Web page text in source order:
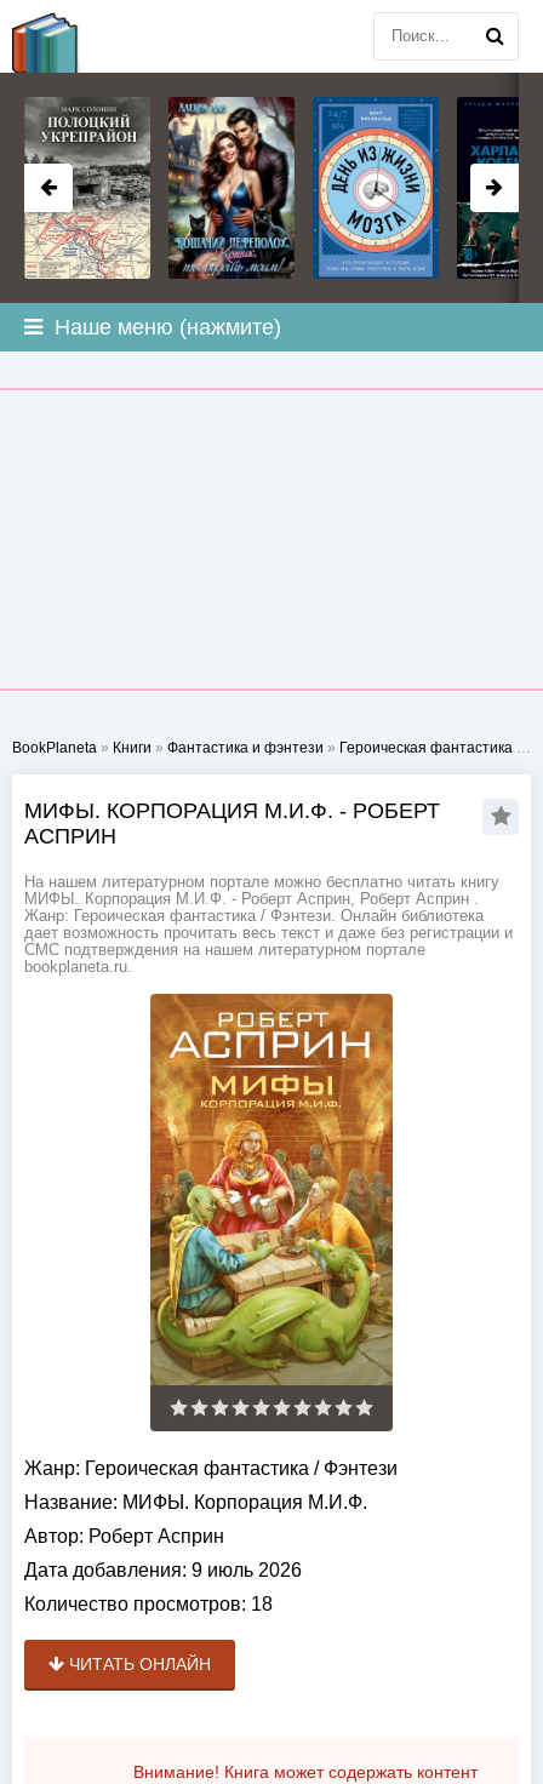
Наше меню (нажмите)
BookPlaneta » Книги » Фантастика и фэнтези » Героическая фантастика
МИФЫ. КОРПОРАЦИЯ М.И.Ф. - РОБЕРТ
АСПРИН
На нашем литературном портале можно бесплатно читать книгу
МИФЫ. Корпорация М.И.Ф. - Роберт Асприн, Роберт Асприн .
Жанр: Героическая фантастика / Фэнтези. Онлайн библиотека
дает возможность прочитать весь текст и даже без регистрации и
СМС подтверждения на нашем литературном портале
bookplaneta.ru.
Жанр: Героическая фантастика / Фэнтези
Название: МИФЫ. Корпорация М.И.Ф.
Автор: Роберт Асприн
Дата добавления: 9 июль 2026
Количество просмотров: 18
ЧИТАТЬ ОНЛАЙН
Внимание! Книга может содержать контент
BOOKPLANETA.COM